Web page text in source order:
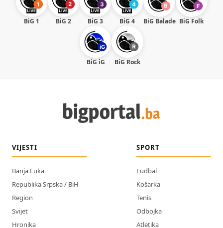
BiG 1 BiG 2 BiG 3 BiG 4 BiG Balade BiG Folk
BiG iG BiG Rock
VIJESTI
Banja Luka
Republika Srpska / BiH
Region
Svijet
Hronika
SPORT
Fudbal
Košarka
Tenis
Odbojka
Atletika